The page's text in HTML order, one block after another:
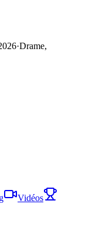
·Drame,
Vidéos